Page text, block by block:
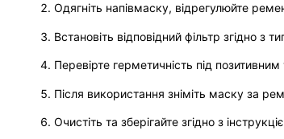
Одягніть напівмаску, відрегулюйте
Встановіть відповідний фільтр згідно з
Перевірте герметичність під
Після використання зніміть маску за
Очистіть та зберігайте згідно з